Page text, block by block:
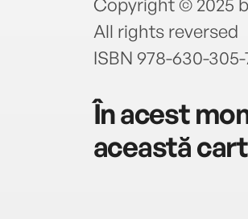
Copyright © 2025
All rights reversed
ISBN 978-630-305-
În acest
această